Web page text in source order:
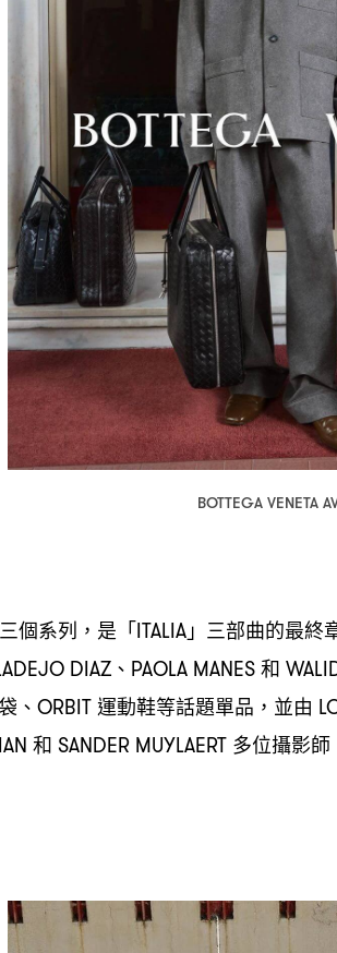
BOTTEGA VENETA
個系列 ， 是「ITALIA」三部曲的最終
DIAZ 、 PAOLA MANES和
、 ORBIT運動鞋等話題單品 ， 並由
和 SANDER MUYLAERT 多位攝影師